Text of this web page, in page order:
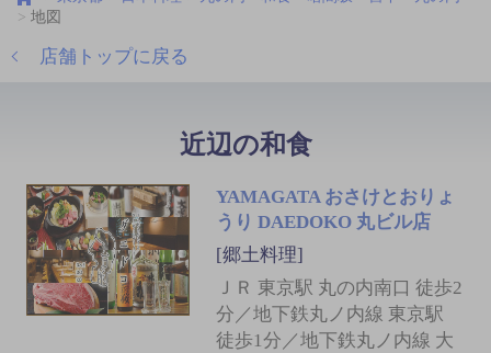
地図
店舗トップに戻る
近辺の和食
YAMAGATA おさけとおりょ
うり DAEDOKO 丸ビル店
[郷土料理]
ＪＲ 東京駅 丸の内南口 徒歩2
分／地下鉄丸ノ内線 東京駅
徒歩1分／地下鉄丸ノ内線 大